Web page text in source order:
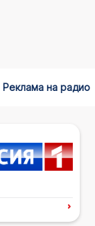
Реклама на радио